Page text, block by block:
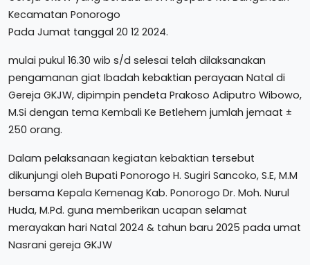
Kecamatan Ponorogo
Pada Jumat tanggal 20 12 2024.
mulai pukul 16.30 wib s/d selesai telah dilaksanakan
pengamanan giat Ibadah kebaktian perayaan Natal di
Gereja GKJW, dipimpin pendeta Prakoso Adiputro Wibowo,
M.Si dengan tema Kembali Ke Betlehem jumlah jemaat ±
250 orang.
Dalam pelaksanaan kegiatan kebaktian tersebut
dikunjungi oleh Bupati Ponorogo H. Sugiri Sancoko, S.E, M.M
bersama Kepala Kemenag Kab. Ponorogo Dr. Moh. Nurul
Huda, M.Pd. guna memberikan ucapan selamat
merayakan hari Natal 2024 & tahun baru 2025 pada umat
Nasrani gereja GKJW